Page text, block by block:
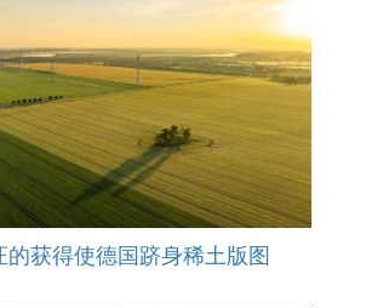
的获得使德国跻身稀土版图